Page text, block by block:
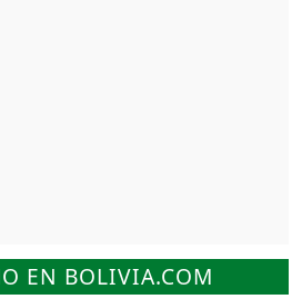
EN BOLIVIA.COM